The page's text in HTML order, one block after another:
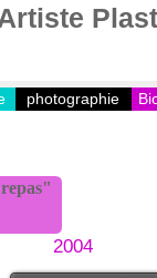
2004
photographie